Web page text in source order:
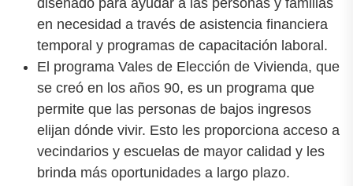
en necesidad a través de asistencia financiera
temporal y programas de capacitación laboral.
El programa Vales de Elección de Vivienda, que
se creó en los años 90, es un programa que
permite que las personas de bajos ingresos
elijan dónde vivir. Esto les proporciona acceso a
vecindarios y escuelas de mayor calidad y les
brinda más oportunidades a largo plazo.